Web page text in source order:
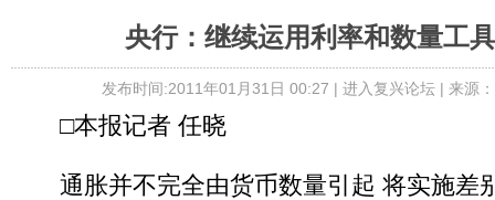
央行：继续运用利率和数量工
发布时间:2011年01月31日 00:27 | 进入复兴论坛 | 来源
□本报记者 任晓
通胀并不完全由货币数量引起 将实施差